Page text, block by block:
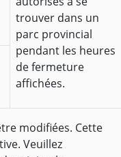
trouver dans un
parc provincial
pendant les heures
de fermeture
affichées.
modifiées. Cette
Veuillez